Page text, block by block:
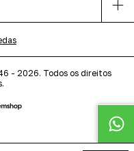
- 2026. Todos os direitos